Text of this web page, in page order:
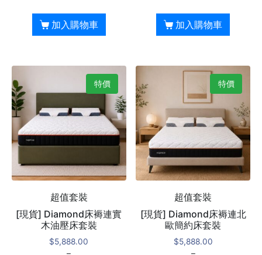
加入購物車 加入購物車
特價
超值套裝
[現貨] Diamond床褥連實
木油壓床套裝
$5,888.00
特價
超值套裝
[現貨] Diamond床褥連北
歐簡約床套裝
$5,888.00